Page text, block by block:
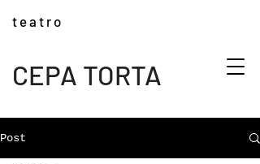
CEPA TORTA
t e a t r o
Post